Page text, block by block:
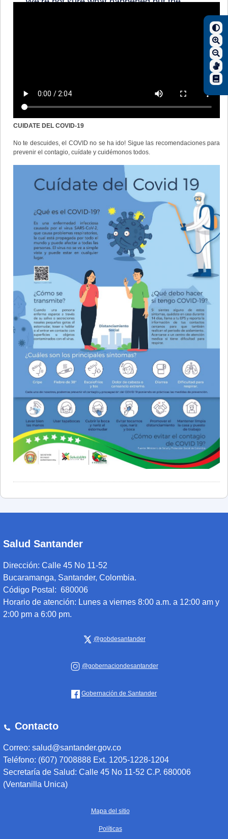
CUIDATE DEL COVID-19
No te descuides, el COVID no se ha ido! Sigue las recomendaciones para
prevenir el contagio, cuídate y cuidémonos todos.
Salud Santander
Dirección: Calle 45 No 11-52
Bucaramanga, Santander, Colombia.
Código Postal: 680006
Horario de atención: Lunes a viernes 8:00 a.m. a 12:00 am y
2:00 pm a 6:00 pm.
@gobdesantander
@gobernaciondesantander
Gobernación de Santander
Contacto
Correo: salud@santander.gov.co
Teléfono: (607) 7008888 Ext. 1205-1228-1204
Secretaría de Salud: Calle 45 No 11-52 C.P. 680006
(Ventanilla Unica)
Mapa del sitio
Políticas